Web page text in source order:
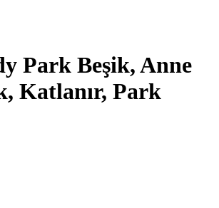
Park Beşik, Anne
Katlanır, Park